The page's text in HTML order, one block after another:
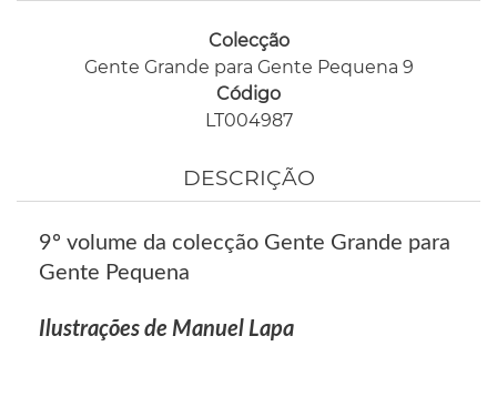
Colecção
Gente Grande para Gente Pequena 9
Código
LT004987
DESCRIÇÃO
9º volume da colecção Gente Grande para
Gente Pequena
Ilustrações de Manuel Lapa